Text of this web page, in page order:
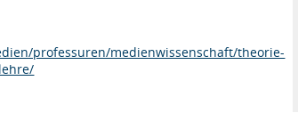
professuren/medienwissenschaft/theorie-